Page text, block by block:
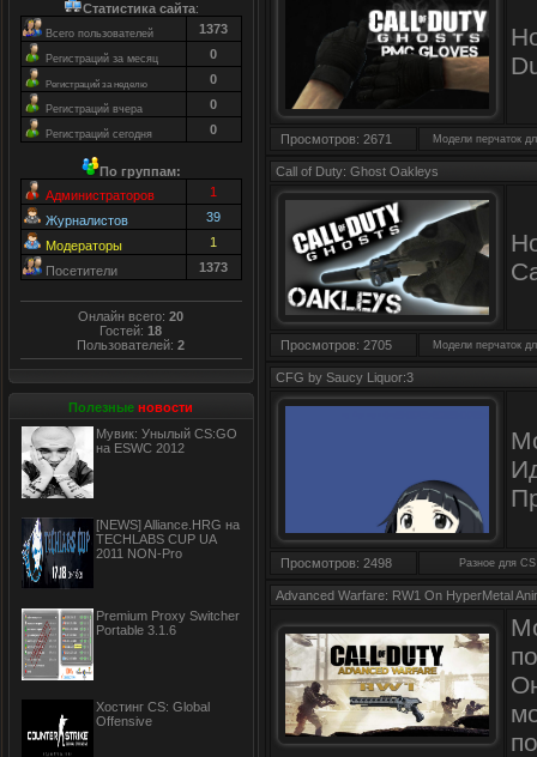
Статистика сайта:
Всего пользователей 1373
Регистраций за месяц 0
Регистраций за неделю 0
Регистраций вчера 0
Регистраций сегодня 0
По группам:
Администраторов
1
Журналистов
39
Модераторы
1
Посетители
1373
Онлайн всего:20
Гостей:18
Пользователей:2
Полезные новости
Мувик: Унылый CS:GO
на ESWC 2012
[NEWS] Alliance.HRG на
TECHLABS CUP UA
2011 NON-Pro
Premium Proxy Switcher
Portable 3.1.6
Хостинг CS: Global
Offensive
Просмотров: 2671 Модели перчаток
Call of Duty: Ghost Oakleys
Просмотров: 2705 Модели перчаток
CFG by Saucy Liquor:3
Просмотров: 2498 Разное для
Advanced Warfare: RW1 On HyperMetal